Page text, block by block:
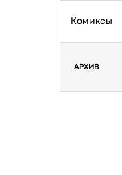
Комиксы
АРХИВ